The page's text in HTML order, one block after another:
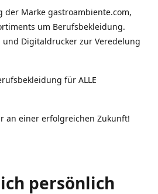
der Marke gastroambiente.com,
um Berufsbekleidung.
und Digitaldrucker zur Veredelung
für ALLE
an einer erfolgreichen Zukunft!
persönlich